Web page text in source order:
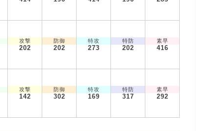
攻撃
202
防御
202
特攻
273
特防
202
素早
416
攻撃
142
防御
302
特攻
169
特防
317
素早
292